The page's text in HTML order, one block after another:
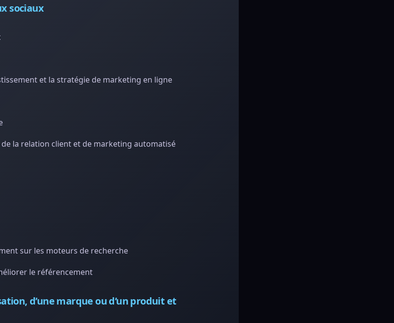
sociaux
et la stratégie de marketing en ligne
la relation client et de marketing automatisé
sur les moteurs de recherche
le référencement
d’une marque ou d’un produit et